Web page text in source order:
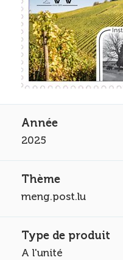
2025
meng.post.lu
A l'unité